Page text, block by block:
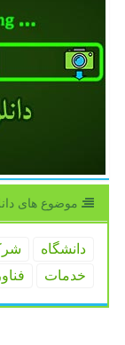
موضوع های
دانشگاه
خدمات